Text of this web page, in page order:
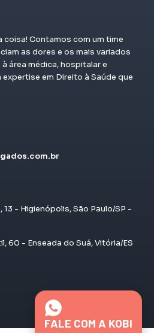
coisa! Contamos com um time
as dores e os mais variados
área médica, hospitalar e
em Direito à Saúde que
13 - Higienópolis, São Paulo/SP -
60 - Enseada do Suá, Vitória/ES
FALE COM A KOBI